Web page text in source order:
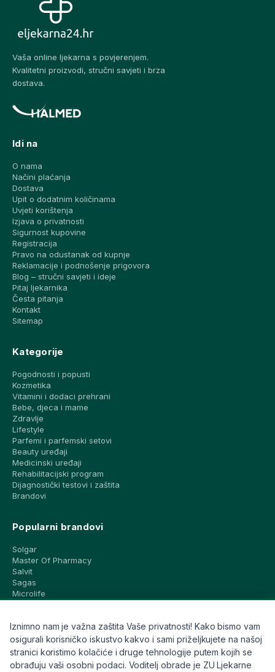
Vaša online ljekarna s povjerenjem.
Kvalitetni proizvodi, stručni savjeti i brza
dostava.
Idi na
O nama
Načini plaćanja
Dostava
Upit o dodatnim količinama
Uvjeti korištenja
Izjava o privatnosti
Sigurnost kupovine
Registracija
Pravo na odustanak od kupnje
Reklamacije i podnošenje prigovora
Blog – stručni savjeti i ideje
Pitaj ljekarnika
Česta pitanja
Kontakt
Sitemap
Kategorije
Pogodnosti i popusti
Kozmetika
Vitamini i dodaci prehrani
Bebe, djeca i mame
Zdravlje
Lifestyle
Parfemi i parfemski setovi
Beauty uređaji
Medicinski uređaji
Rehabilitacijski program
Dijagnostički testovi i zaštita
Brandovi
Popularni brandovi
Solgar
Master Of Pharmacy
Salvit
Sagas
Microlife
CeraVe
Eucerin
Avene
Bioderma
Iznimno nam je važna zaštita Vaše privatnosti! Kako bismo vam
osigurali korisničko iskustvo kakvo i sami priželjkujete na našoj
stranici koristimo kolačiće i druge tehnologije putem kojih se
obrađuju vaši osobni podaci. Voditelj obrade je ZU Ljekarne